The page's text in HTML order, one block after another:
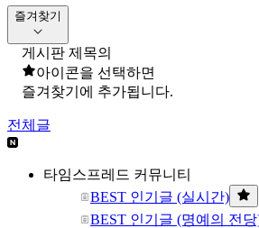
즐겨찾기
게시판 제목의
아이콘을 선택하면
즐겨찾기에 추가됩니다.
전체글
타임스프레드 커뮤니티
BEST 인기글 (실시간)
BEST 인기글 (명예의 전